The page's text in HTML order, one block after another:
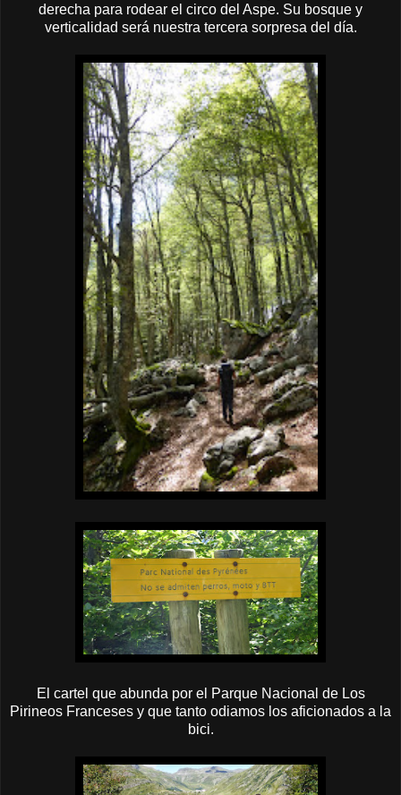
derecha para rodear el circo del Aspe. Su bosque y
verticalidad será nuestra tercera sorpresa del día.
El cartel que abunda por el Parque Nacional de Los
Pirineos Franceses y que tanto odiamos los aficionados a la
bici.